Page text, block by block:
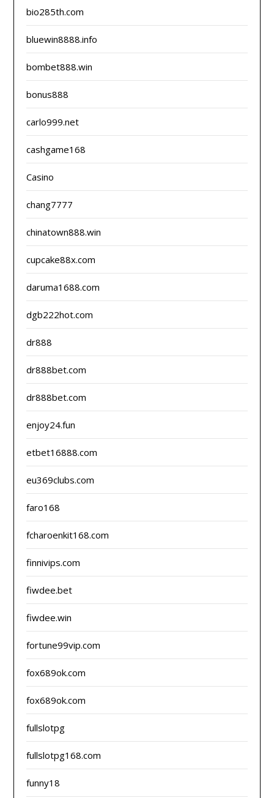
bio285th.com
bluewin8888.info
bombet888.win
bonus888
carlo999.net
cashgame168
Casino
chang7777
chinatown888.win
cupcake88x.com
daruma1688.com
dgb222hot.com
dr888
dr888bet.com
dr888bet.com
enjoy24.fun
etbet16888.com
eu369clubs.com
faro168
fcharoenkit168.com
finnivips.com
fiwdee.bet
fiwdee.win
fortune99vip.com
fox689ok.com
fox689ok.com
fullslotpg
fullslotpg168.com
funny18